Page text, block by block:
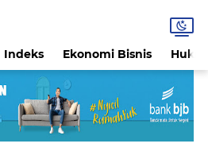
Indeks Ekonomi Bisnis